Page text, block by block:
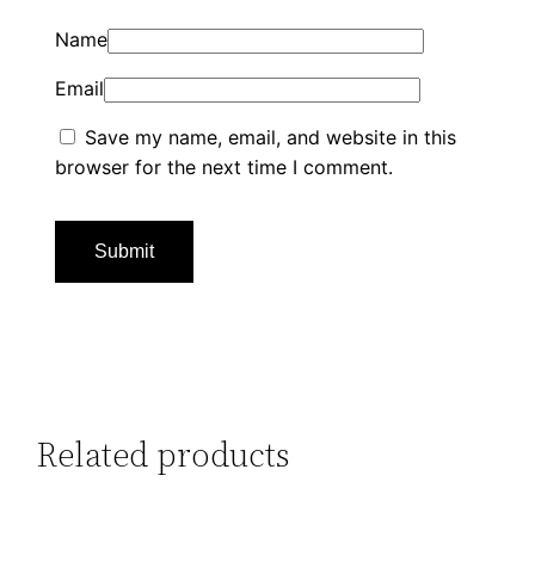
Name
Email
Save my name, email, and website in this
browser for the next time I comment.
Related products